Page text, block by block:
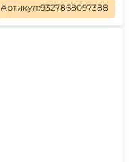
Артикул:9327868097388